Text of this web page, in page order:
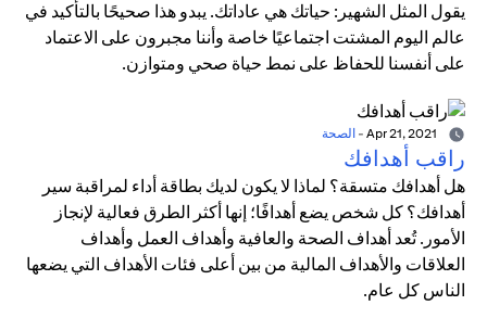
يقول المثل الشهير: حياتك هي عاداتك. يبدو هذا صحيحًا بالتأكيد في
عالم اليوم المشتت اجتماعيًا خاصة وأننا مجبرون على الاعتماد
على أنفسنا للحفاظ على نمط حياة صحي ومتوازن.
- الصحة
راقب أهدافك
هل أهدافك متسقة؟ لماذا لا يكون لديك بطاقة أداء لمراقبة سير
أهدافك؟ كل شخص يضع أهدافًا؛ إنها أكثر الطرق فعالية لإنجاز
الأمور. تُعد أهداف الصحة والعافية وأهداف العمل وأهداف
العلاقات والأهداف المالية من بين أعلى فئات الأهداف التي يضعها
الناس كل عام.